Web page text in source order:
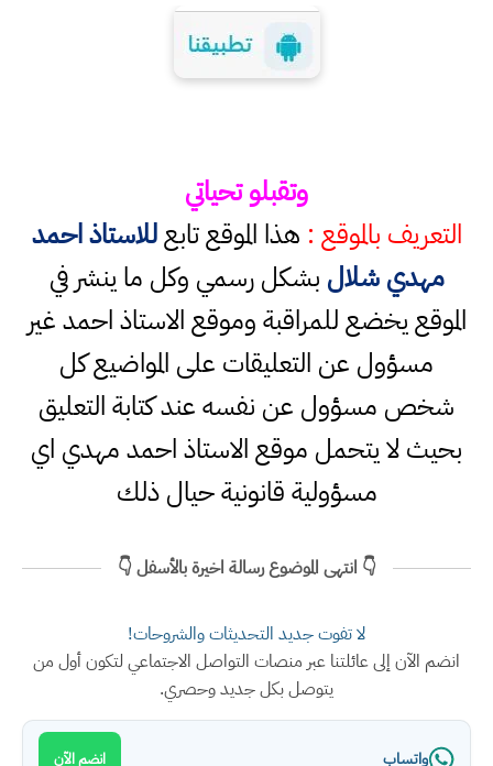
وتقبلو تحياتي
التعريف بالموقع : هذا الموقع تابعللاستاذ احمد
مهدي شلال بشكل رسمي وكل ما ينشر في
الموقع يخضع للمراقبة وموقع الاستاذ احمد غير
مسؤول عن التعليقات على المواضيع كل
شخص مسؤول عن نفسه عند كتابة التعليق
بحيث لا يتحمل موقع الاستاذ احمد مهدي اي
مسؤولية قانونية حيال ذلك
👇 انتهى الموضوع رسالة اخيرة بالأسفل 👇
لا تفوت جديد التحديثات والشروحات!
انضم الآن إلى عائلتنا عبر منصات التواصل الاجتماعي لتكون أول من
يتوصل بكل جديد وحصري.
واتساب انضم الآن